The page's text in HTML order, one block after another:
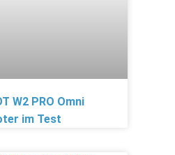
W2 PRO Omni
im Test